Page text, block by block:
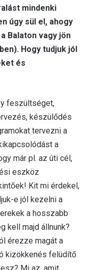
mindenki
úgy sül el, ahogy
Balaton vagy jön
Hogy tudjuk jól
és
feszültséget,
készülődés
tervezni a
a
már pl. az úti cél,
eszköz
Kit mi érdekel,
e jól kezelni a
a hosszabb
kell majd állnunk?
érezze magát a
kizökkenés felüdítő